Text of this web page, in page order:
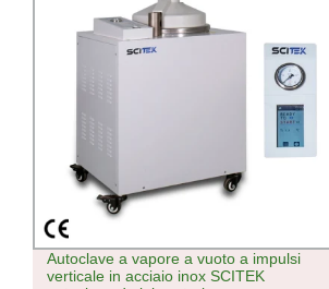
Igromicina B CAS 31282-04-9